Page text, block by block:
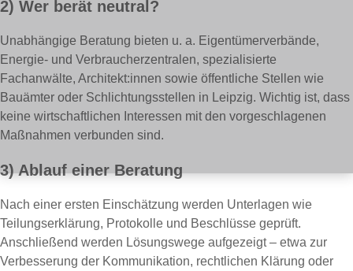
2) Wer berät neutral?
Unabhängige Beratung bieten u. a. Eigentümerverbände,
Energie- und Verbraucherzentralen, spezialisierte
Fachanwälte, Architekt:innen sowie öffentliche Stellen wie
Bauämter oder Schlichtungsstellen in Leipzig. Wichtig ist, dass
keine wirtschaftlichen Interessen mit den vorgeschlagenen
Maßnahmen verbunden sind.
3) Ablauf einer Beratung
Nach einer ersten Einschätzung werden Unterlagen wie
Teilungserklärung, Protokolle und Beschlüsse geprüft.
Anschließend werden Lösungswege aufgezeigt – etwa zur
Verbesserung der Kommunikation, rechtlichen Klärung oder